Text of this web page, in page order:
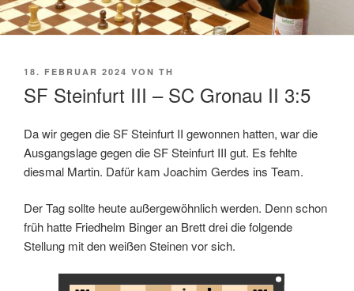
VERÖFFENTLICHT
18. FEBRUAR 2024 VON TH
SF Steinfurt III – SC Gronau II 3:5
Da wir gegen die SF Steinfurt II gewonnen hatten, war die
Ausgangslage gegen die SF Steinfurt III gut. Es fehlte
diesmal Martin. Dafür kam Joachim Gerdes ins Team.
Der Tag sollte heute außergewöhnlich werden. Denn schon
früh hatte Friedhelm Binger an Brett drei die folgende
Stellung mit den weißen Steinen vor sich.
Lizenz: CC BY-SA 3.0, siehe unten